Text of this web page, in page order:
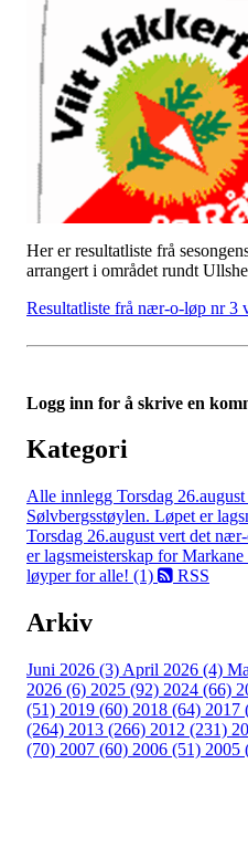
Her er resultatliste frå
arrangert i området rundt
Resultatliste frå nær-o-løp nr 3
Logg inn for å skrive en
Kategori
Alle innlegg Torsdag
Sølvbergsstøylen. Løpet er
Torsdag 26.august vert det
er lagsmeisterskap for
løyper for alle! (1)
RSS
Arkiv
Juni 2026 (3) April 2026 (4)
2026 (6) 2025 (92) 2024 (66)
(51) 2019 (60) 2018 (64) 2017
(264) 2013 (266) 2012 (231)
(70) 2007 (60) 2006 (51) 2005